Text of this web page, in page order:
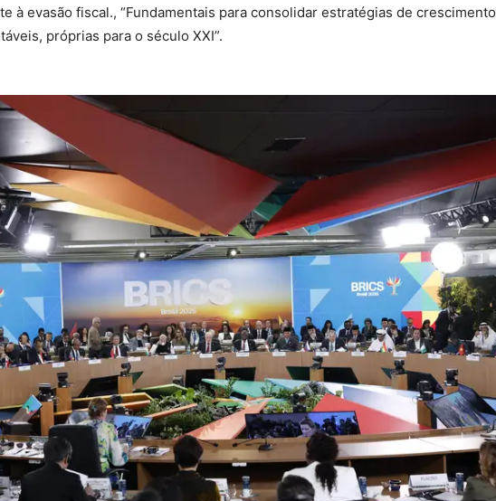
à evasão fiscal., “Fundamentais para consolidar estratégias de crescimento
próprias para o século XXI”.